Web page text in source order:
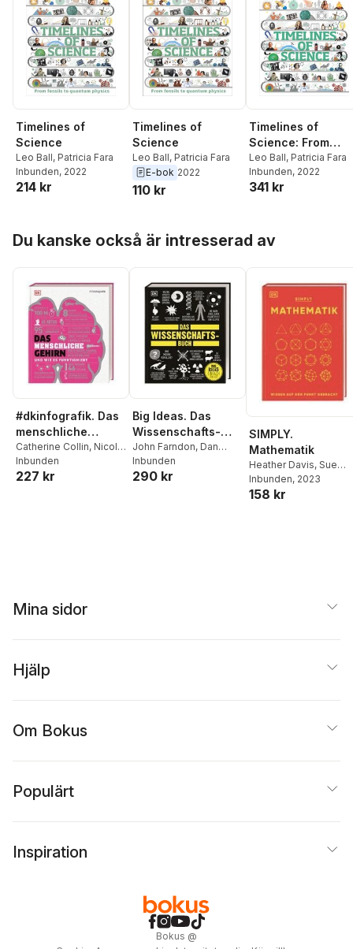
Timelines of
Science
Leo Ball, Patricia Fara
Inbunden, 2022
214 kr
Timelines of
Science
Leo Ball, Patricia Fara
E-bok 2022
110 kr
Timelines of
Science: From
Fossils to
Physics
Leo Ball, Patricia Fara
Inbunden, 2022
341 kr
Du kanske också är intresserad av
#dkinfografik. Das
menschliche
Gehirn und wie es
funktioniert
Catherine Collin, Nicola
Temple,Susan Watt
Tom Jackson
Inbunden
227 kr
Big Ideas. Das
Wissenschafts-
Buch
John Farndon, Dan
Green,Derek Harvey
Penny Johnson
Inbunden
290 kr
SIMPLY.
Mathematik
Heather Davis, Sue
Pope,Leo Ball,
Emsley,
Inbunden, 2023
158 kr
Mina sidor
Hjälp
Om Bokus
Populärt
Inspiration
Bokus @